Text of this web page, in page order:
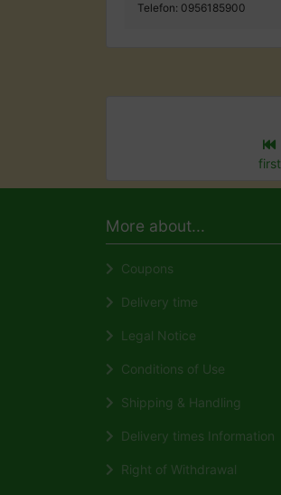
Telefon: 0956185900
first
More about...
Coupons
Delivery time
Legal Notice
Conditions of Use
Shipping & Handling
Delivery times Information
Right of Withdrawal